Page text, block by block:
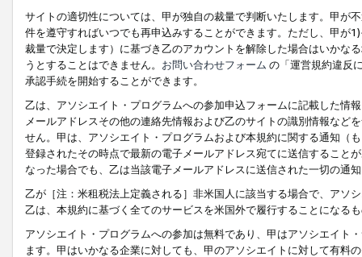
サイトの適切性については、甲が独自の裁量で判断いたします。甲が
件を遵守すればいつでも再申込みすることができます。ただし、甲が
裁量で決定します）に基づき乙のアカウントを解除した場合はいかな
うとすることはできません。 お問い合わせフォーム の「運営規約違反
承認手続を開始することができます。
乙は、アソシエイト・プログラムへの参加申込フォームに記載した情
メールアドレスその他の連絡先情報および乙のサイトの識別情報など
せん。甲は、アソシエイト・プログラムおよび本規約に関する通知（
登録されたその時点で最新の電子メールアドレス宛てに送信すること
なった場合でも、乙は当該電子メールアドレスに送信された一切の通
乙が［注：米租税法上定義される］非米国人に該当する場合で、アソ
乙は、本規約に基づく全てのサービスを米国外で履行することになる
アソシエイト・プログラムへの参加は無料であり、甲はアソシエイト
ます。甲はいかなる企業に対しても、甲のアソシエイトに対して有料